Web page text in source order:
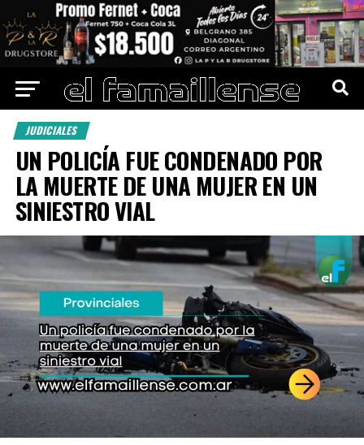
JUDICIALES
UN POLICÍA FUE CONDENADO POR
LA MUERTE DE UNA MUJER EN UN
SINIESTRO VIAL